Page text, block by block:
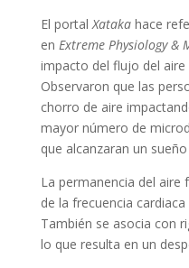
El portalXatakahace
en Extreme Physiology &
impacto del flujo del aire
Observaron que las
chorro de aire
mayor número de
que alcanzaran un
La permanencia del aire
de la frecuencia
También se asocia con
lo que resulta en un